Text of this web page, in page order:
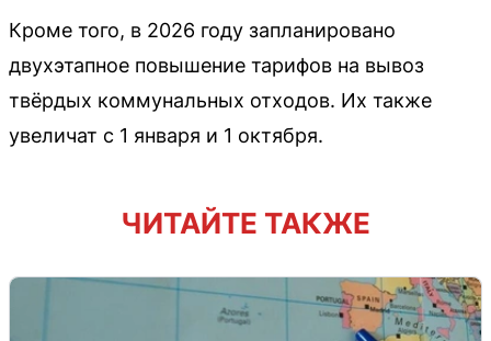
Кроме того, в 2026 году запланировано
двухэтапное повышение тарифов на вывоз
твёрдых коммунальных отходов. Их также
увеличат с 1 января и 1 октября.
ЧИТАЙТЕ ТАКЖЕ